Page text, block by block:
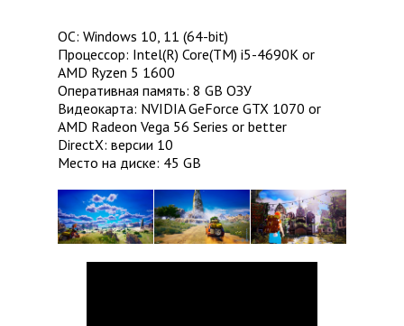
ОС: Windows 10, 11 (64-bit)
Процессор: Intel(R) Core(TM) i5-4690K or
AMD Ryzen 5 1600
Оперативная память: 8 GB ОЗУ
Видеокарта: NVIDIA GeForce GTX 1070 or
AMD Radeon Vega 56 Series or better
DirectX: версии 10
Место на диске: 45 GB